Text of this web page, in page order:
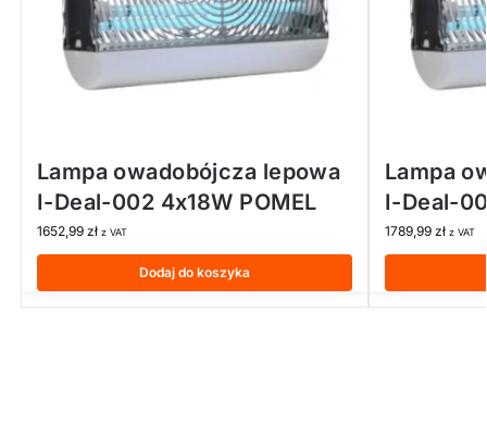
Lampa owadobójcza lepowa
I-Deal-002 4x18W POMEL
1652,99 zł z VAT
Dodaj do koszyka
Lampa
I-Deal-
1789,99 zł z VAT